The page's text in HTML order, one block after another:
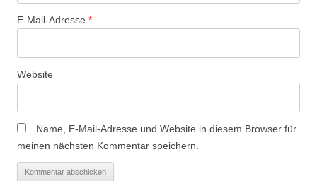
E-Mail-Adresse *
Website
Name, E-Mail-Adresse und Website in diesem Browser für
meinen nächsten Kommentar speichern.